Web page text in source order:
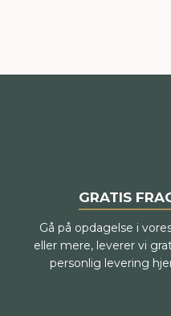
GRATIS
Gå på opdagelse i
eller mere, leverer vi
personlig levering